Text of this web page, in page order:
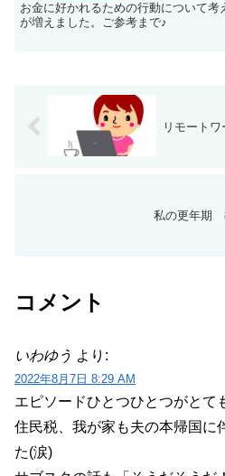
お金に好かれるための行動について
が増えました。ご参考まで♪
リモートワ
私の更年期
コメント
いわゆう より:
2022年8月7日 8:29 AM
エピソードひとつひとつがとて
住民税、我が家も夫の本帰国に
た(涙)